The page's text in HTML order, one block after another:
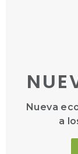
Nueva
a